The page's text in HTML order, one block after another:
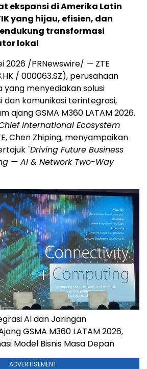
ekspansi di Amerika Latin
yang hijau, efisien, dan
transformasi
lokal
2026 /PRNewswire/ — ZTE
/ 000063.SZ), perusahaan
yang menyediakan solusi
dan komunikasi terintegrasi,
ajang GSMA M360 LATAM 2026.
International Ecosystem
Chen Zhiping, menyampaikan
"Driving Future Business
— AI & Network Two-Way
AI dan Jaringan
GSMA M360 LATAM 2026,
Model Bisnis Masa Depan
ADVERTISEMENT